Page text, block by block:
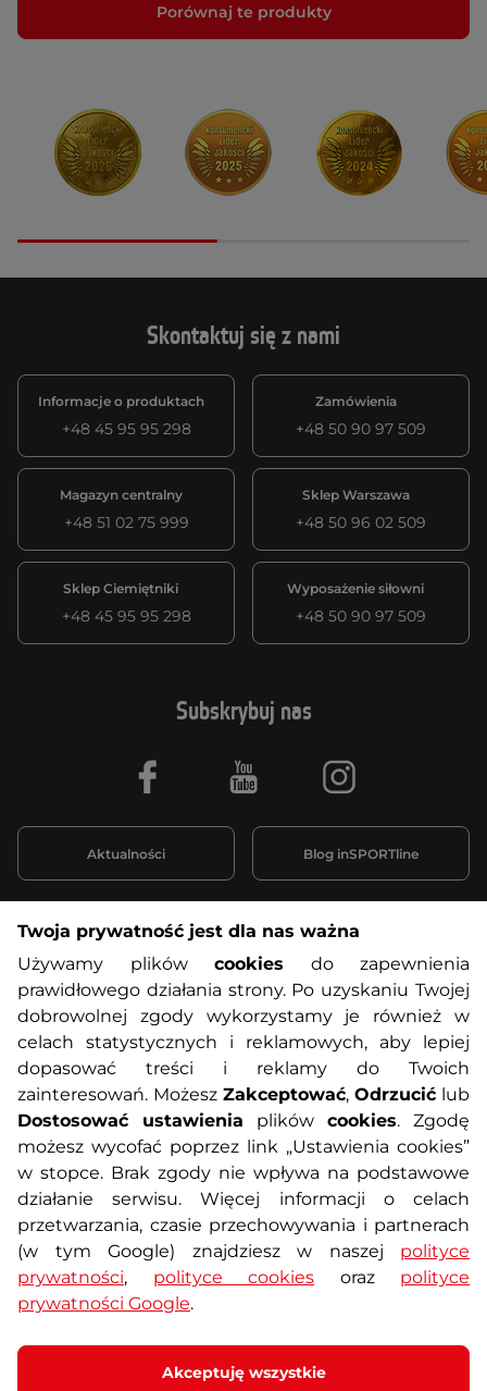
Porównaj te produkty
Skontaktuj się z nami
Informacje o produktach
+48 45 95 95 298
Zamówienia
+48 50 90 97 509
Magazyn centralny
+48 51 02 75 999
Sklep Warszawa
+48 50 96 02 509
Sklep Ciemiętniki
+48 45 95 95 298
Wyposażenie siłowni
+48 50 90 97 509
Informacje o zakupach
O nas Regulamin sklepu
Polityka prywatności Koszty przesyłek
Metody płatności Program lojalnościowy
Usługi dodatkowe Reklamacje i serwis
Formularz kontaktowy Wyposażenie siłowni
Subskrybuj nas
Aktualności Blog inSPORTline
Facebook Youtube Instagram
Twoja prywatność jest dla nas ważna
Używamy plików cookies do zapewnienia
prawidłowego działania strony. Po uzyskaniu Twojej
dobrowolnej zgody wykorzystamy je również w
celach statystycznych i reklamowych, aby lepiej
dopasować treści i reklamy do Twoich
zainteresowań. Możesz Zakceptować, Odrzucić lub
Dostosować ustawienia plików cookies. Zgodę
możesz wycofać poprzez link „Ustawienia cookies”
w stopce. Brak zgody nie wpływa na podstawowe
działanie serwisu. Więcej informacji o celach
przetwarzania, czasie przechowywania i partnerach
(w tym Google) znajdziesz w naszej polityce
prywatności, polityce cookies oraz polityce
prywatności Google.
Akceptuję wszystkie